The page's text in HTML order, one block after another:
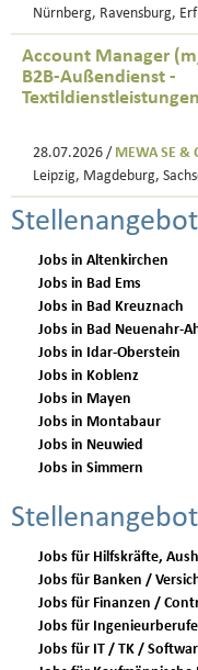
Nürnberg, Ravensburg,
Account Manager
B2B-Außendienst -
Textildienstleistungen
28.07.2026 / MEWA SE &
Leipzig, Magdeburg,
Jobs in Altenkirchen
Jobs in Bad Ems
Jobs in Bad Kreuznach
Jobs in Bad Neuenahr-
Jobs in Idar-Oberstein
Jobs in Koblenz
Jobs in Mayen
Jobs in Montabaur
Jobs in Neuwied
Jobs in Simmern
Jobs für Hilfskräfte,
Jobs für Banken /
Jobs für Finanzen /
Jobs für
Jobs für IT / TK /